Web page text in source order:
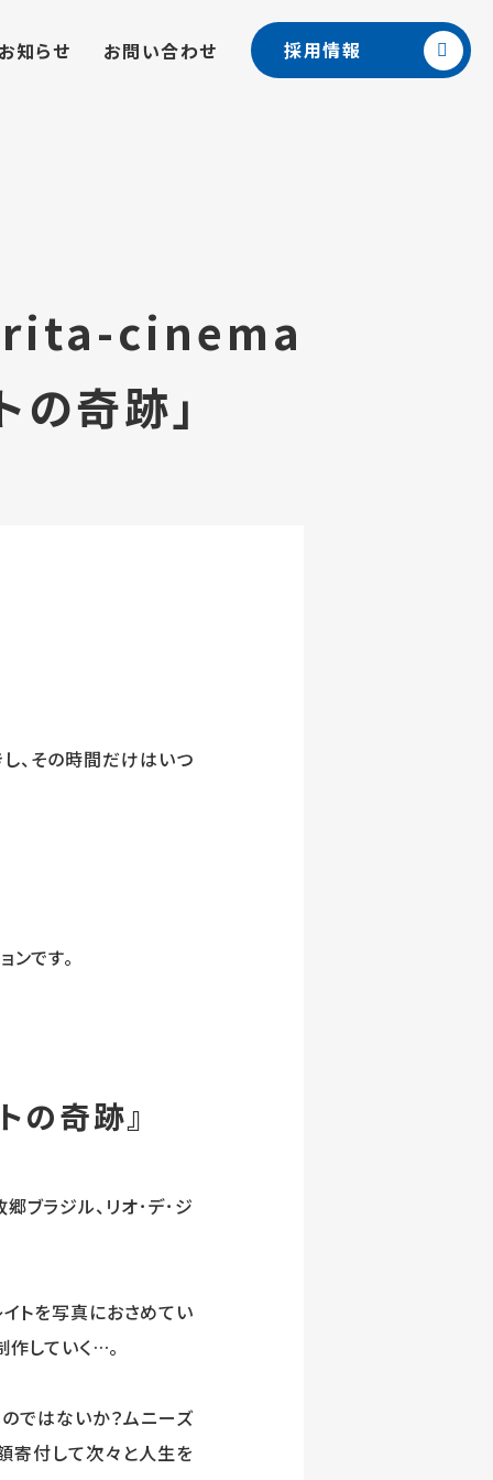
知らせ お問い合わせ 採用情報
rita-cinema
の奇跡」
、その時間だけはいつ
です。
の奇跡』
ブラジル、リオ･デ･ジ
トを写真におさめてい
作していく…。
ではないか？ムニーズ
寄付して次々と人生を